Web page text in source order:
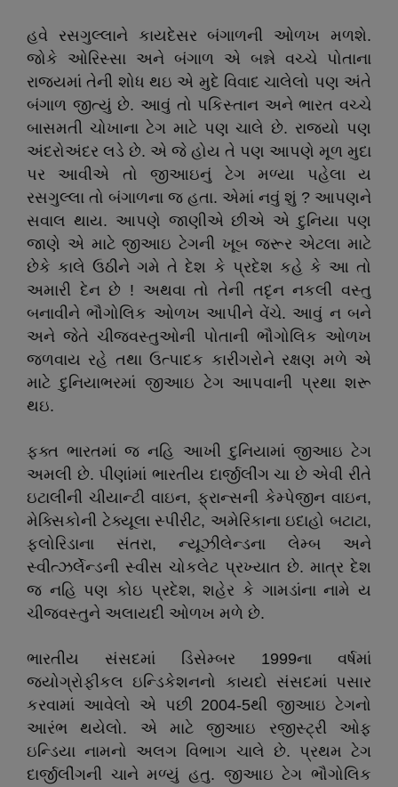
હવે રસગુલ્લાને કાયદેસર બંગાળની ઓળખ મળશે.
જોકે ઓરિસ્સા અને બંગાળ એ બન્ને વચ્ચે પોતાના
રાજ્યમાં તેની શોધ થઇ એ મુદે વિવાદ ચાલેલો પણ અંતે
બંગાળ જીત્યું છે. આવું તો પકિસ્તાન અને ભારત વચ્ચે
બાસમતી ચોખાના ટેગ માટે પણ ચાલે છે. રાજ્યો પણ
અંદરોઅંદર લડે છે. એ જે હોય તે પણ આપણે મૂળ મુદા
પર આવીએ તો જીઆઇનું ટેગ મળ્યા પહેલા ય
રસગુલ્લા તો બંગાળના જ હતા. એમાં નવું શું ? આપણને
સવાલ થાય. આપણે જાણીએ છીએ એ દુનિયા પણ
જાણે એ માટે જીઆઇ ટેગની ખૂબ જરૂર એટલા માટે
છેકે કાલે ઉઠીને ગમે તે દેશ કે પ્રદેશ કહે કે આ તો
અમારી દેન છે ! અથવા તો તેની તદૃન નકલી વસ્તુ
બનાવીને ભૌગોલિક ઓળખ આપીને વેંચે. આવું ન બને
અને જેતે ચીજવસ્તુઓની પોતાની ભૌગોલિક ઓળખ
જળવાય રહે તથા ઉત્પાદક કારીગરોને રક્ષણ મળે એ
માટે દુનિયાભરમાં જીઆઇ ટેગ આપવાની પ્રથા શરૂ
થઇ.
ફક્ત ભારતમાં જ નહિ આખી દુનિયામાં જીઆઇ ટેગ
અમલી છે. પીણાંમાં ભારતીય દાર્જીલીંગ ચા છે એવી રીતે
ઇટાલીની ચીયાન્ટી વાઇન, ફ્રાન્સની કેમ્પેજીન વાઇન,
મેક્સિકોની ટેક્યૂલા સ્પીરીટ, અમેરિકાના ઇદાહો બટાટા,
ફ્લોરિડાના સંતરા, ન્યૂઝીલેન્ડના લેમ્બ અને
સ્વીત્ઝર્લેન્ડની સ્વીસ ચોકલેટ પ્રખ્યાત છે. માત્ર દેશ
જ નહિ પણ કોઇ પ્રદેશ, શહેર કે ગામડાંના નામે ય
ચીજવસ્તુને અલાયદી ઓળખ મળે છે.
ભારતીય સંસદમાં ડિસેમ્બર 1999ના વર્ષમાં
જ્યોગ્રોફીકલ ઇન્ડિકેશનનો કાયદો સંસદમાં પસાર
કરવામાં આવેલો એ પછી 2004-5થી જીઆઇ ટેગનો
આરંભ થયેલો. એ માટે જીઆઇ રજીસ્ટ્રી ઓફ
ઇન્ડિયા નામનો અલગ વિભાગ ચાલે છે. પ્રથમ ટેગ
દાર્જીલીંગની ચાને મળ્યું હતુ. જીઆઇ ટેગ ભૌગોલિક